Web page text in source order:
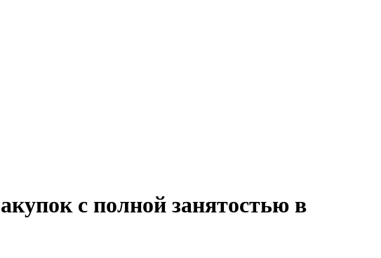
с полной занятостью в